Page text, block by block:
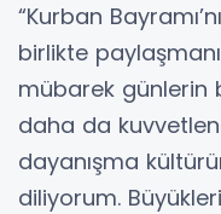
“Kurban
birlikte
mübarek günlerin
daha da
dayanışma
diliyorum.